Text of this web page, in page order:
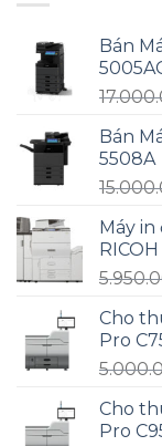
Bán
Bán
5508A
Máy
RICOH
Cho
Pro
Cho
Pro